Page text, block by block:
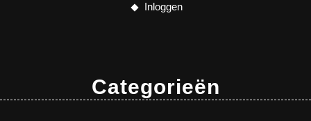
Inloggen
Categorieën